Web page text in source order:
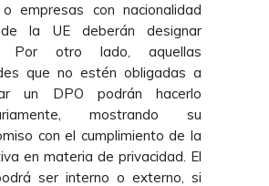
empresas con nacionalidad
la UE deberán designar
Por otro lado, aquellas
que no estén obligadas a
un DPO podrán hacerlo
mostrando su
con el cumplimiento de la
en materia de privacidad. El
ser interno o externo, si